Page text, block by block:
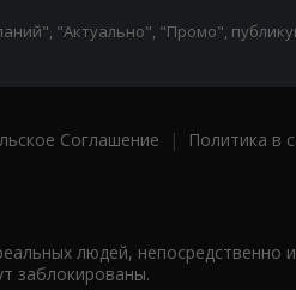
"Актуально", "Промо",
Соглашение |
Политика в
людей, непосредственно
заблокированы.